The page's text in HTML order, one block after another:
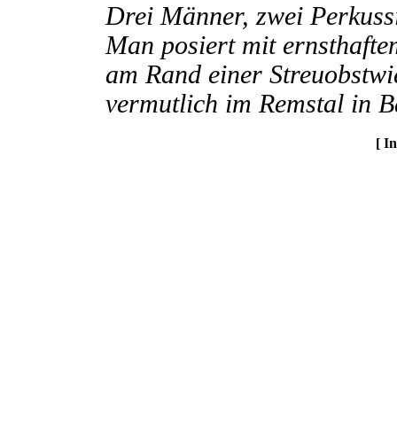
Drei Männer, zwei
Man posiert mit
am Rand einer
vermutlich im Remstal in
[